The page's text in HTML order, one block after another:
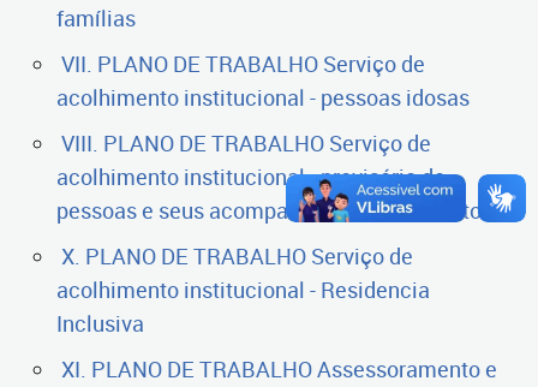
famílias
VII. PLANO DE TRABALHO Serviço de
acolhimento institucional - pessoas idosas
VIII. PLANO DE TRABALHO Serviço de
acolhimento institucional - provisório de
pessoas e seus acompanhantes em trânsito
X. PLANO DE TRABALHO Serviço de
acolhimento institucional - Residencia
Inclusiva
XI. PLANO DE TRABALHO Assessoramento e